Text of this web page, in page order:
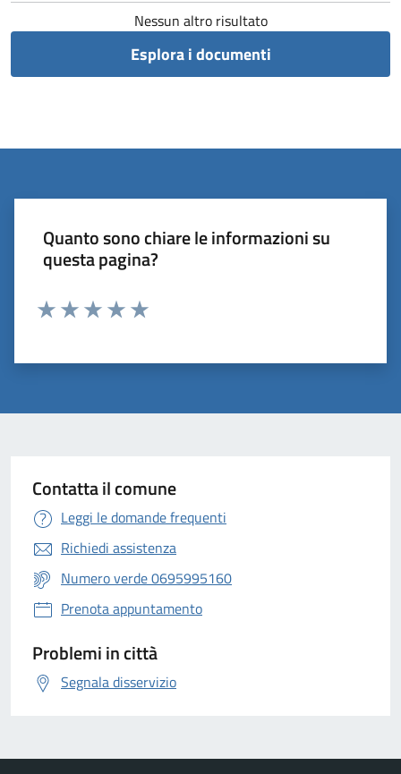
Nessun altro risultato
Esplora i documenti
Quanto sono chiare le informazioni su
questa pagina?
Contatta il comune
Leggi le domande frequenti
Richiedi assistenza
Numero verde 0695995160
Prenota appuntamento
Problemi in città
Segnala disservizio